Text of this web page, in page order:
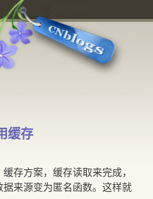
缓存
存方案，缓存读取来完成，
来源变为匿名函数。这样就